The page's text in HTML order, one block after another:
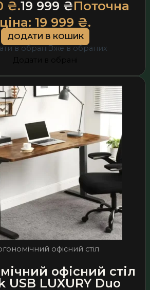
₴.19 999 ₴Поточна
ціна: 19 999 ₴.
ДОДАТИ В КОШИК
в обраніВже в обраних
офісний стіл
офісний стіл
USB LUXURY Duo